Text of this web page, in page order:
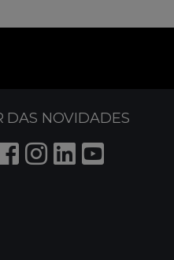
DAS NOVIDADES